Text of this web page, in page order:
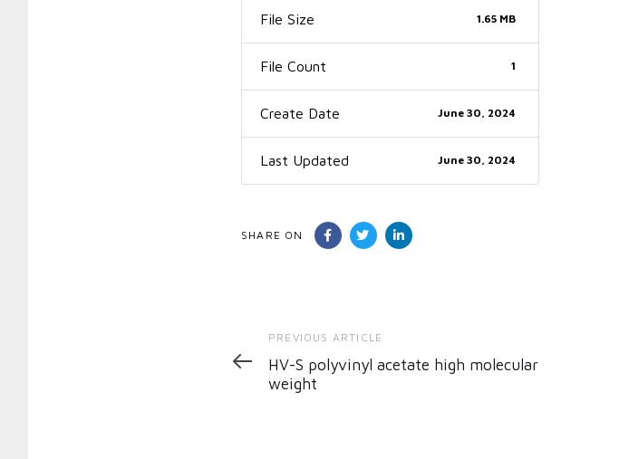
File Size 1.65 MB
File Count 1
Create Date June 30, 2024
Last Updated June 30, 2024
SHARE ON
Previous
Article
PREVIOUS ARTICLE
HV-S polyvinyl acetate high molecular
weight